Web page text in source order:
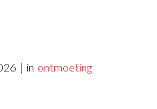
| in ontmoeting